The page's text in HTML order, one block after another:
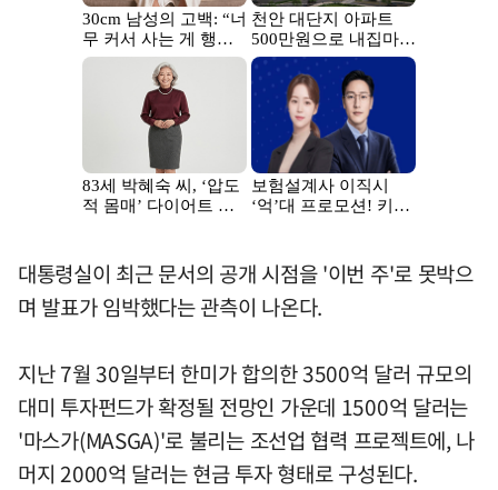
대통령실이 최근 문서의 공개 시점을 '이번 주'로 못박으
며 발표가 임박했다는 관측이 나온다.
지난 7월 30일부터 한미가 합의한 3500억 달러 규모의
대미 투자펀드가 확정될 전망인 가운데 1500억 달러는
'마스가(MASGA)'로 불리는 조선업 협력 프로젝트에, 나
머지 2000억 달러는 현금 투자 형태로 구성된다.